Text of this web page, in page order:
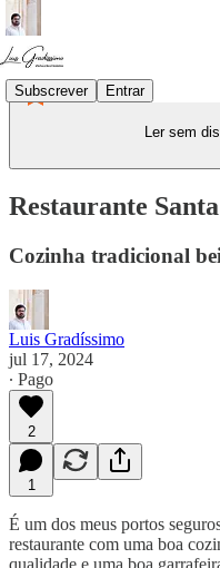
Subscrever Entrar
Ler sem
Restaurante
Cozinha tradicional
Luis Gradíssimo
jul 17, 2024
∙ Pago
2
1
É um dos meus portos
restaurante com uma boa
qualidade e uma boa